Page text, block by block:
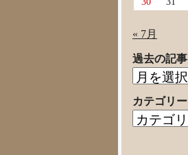
« 7月
過去の記事
過
の
記
カテゴリー
カ